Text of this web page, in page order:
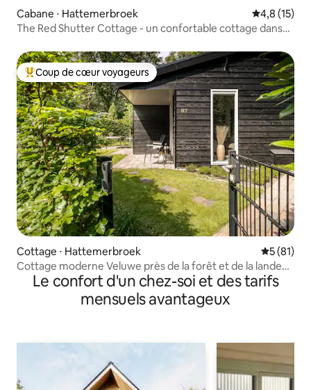
Cabane ⋅ Hattemerbroek Évaluation
4,8 (15)
The Red Shutter Cottage - un confortable cottage dans
Coups de cœur voyageurs les plus appréciés
Coup de cœur voyageurs
Cottage ⋅ Hattemerbroek
5 (81)
Cottage moderne Veluwe près de la forêt et de la lande
(n° 87)
Le confort d'un chez-soi et des tarifs
mensuels avantageux